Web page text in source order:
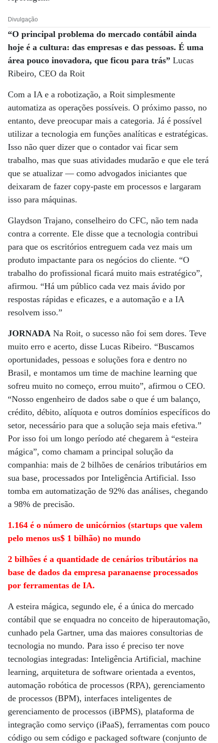
Divulgação
“O principal problema do mercado contábil ainda
hoje é a cultura: das empresas e das pessoas. É uma
área pouco inovadora, que ficou para trás” Lucas
Ribeiro, CEO da Roit
Com a IA e a robotização, a Roit simplesmente
automatiza as operações possíveis. O próximo passo, no
entanto, deve preocupar mais a categoria. Já é possível
utilizar a tecnologia em funções analíticas e estratégicas.
Isso não quer dizer que o contador vai ficar sem
trabalho, mas que suas atividades mudarão e que ele terá
que se atualizar — como advogados iniciantes que
deixaram de fazer copy-paste em processos e largaram
isso para máquinas.
Glaydson Trajano, conselheiro do CFC, não tem nada
contra a corrente. Ele disse que a tecnologia contribui
para que os escritórios entreguem cada vez mais um
produto impactante para os negócios do cliente. “O
trabalho do profissional ficará muito mais estratégico”,
afirmou. “Há um público cada vez mais ávido por
respostas rápidas e eficazes, e a automação e a IA
resolvem isso.”
JORNADA Na Roit, o sucesso não foi sem dores. Teve
muito erro e acerto, disse Lucas Ribeiro. “Buscamos
oportunidades, pessoas e soluções fora e dentro no
Brasil, e montamos um time de machine learning que
sofreu muito no começo, errou muito”, afirmou o CEO.
“Nosso engenheiro de dados sabe o que é um balanço,
crédito, débito, alíquota e outros domínios específicos do
setor, necessário para que a solução seja mais efetiva.”
Por isso foi um longo período até chegarem à “esteira
mágica”, como chamam a principal solução da
companhia: mais de 2 bilhões de cenários tributários em
sua base, processados por Inteligência Artificial. Isso
tomba em automatização de 92% das análises, chegando
a 98% de precisão.
1.164 é o número de unicórnios (startups que valem
pelo menos us$ 1 bilhão) no mundo
2 bilhões é a quantidade de cenários tributários na
base de dados da empresa paranaense processados
por ferramentas de IA.
A esteira mágica, segundo ele, é a única do mercado
contábil que se enquadra no conceito de hiperautomação,
cunhado pela Gartner, uma das maiores consultorias de
tecnologia no mundo. Para isso é preciso ter nove
tecnologias integradas: Inteligência Artificial, machine
learning, arquitetura de software orientada a eventos,
automação robótica de processos (RPA), gerenciamento
de processos (BPM), interfaces inteligentes de
gerenciamento de processos (iBPMS), plataforma de
integração como serviço (iPaaS), ferramentas com pouco
código ou sem código e packaged software (conjunto de